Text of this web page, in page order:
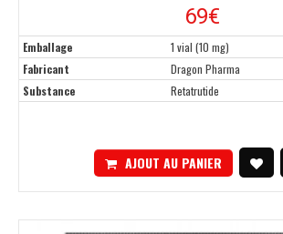
69€
Emballage
1 vial (10 mg)
Fabricant
Dragon Pharma
Substance
Retatrutide
AJOUT AU PANIER